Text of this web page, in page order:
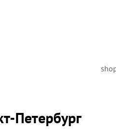
Петербург